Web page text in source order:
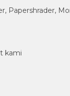
Papershrader,
kami